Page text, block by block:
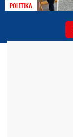
POLITIKA